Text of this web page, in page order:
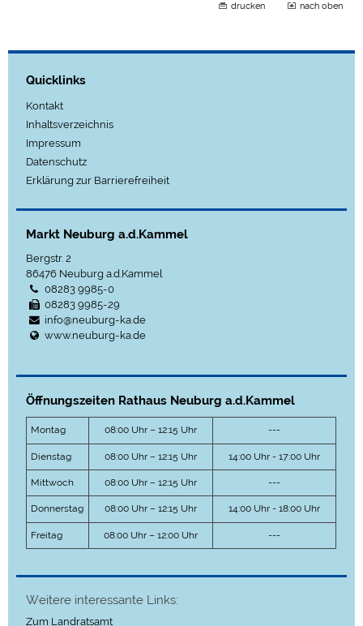
drucken nach oben
Quicklinks
Kontakt
Inhaltsverzeichnis
Impressum
Datenschutz
Erklärung zur Barrierefreiheit
Markt Neuburg a.d.Kammel
Bergstr. 2
86476 Neuburg a.d.Kammel
08283 9985-0
08283 9985-29
info@neuburg-ka.de
www.neuburg-ka.de
Öffnungszeiten Rathaus Neuburg a.d.Kammel
Montag 08:00 Uhr – 12:15 Uhr ---
Dienstag 08:00 Uhr – 12:15 Uhr 14:00 Uhr - 17:00 Uhr
Mittwoch 08:00 Uhr – 12:15 Uhr ---
Donnerstag 08:00 Uhr – 12:15 Uhr 14:00 Uhr - 18:00 Uhr
Freitag 08:00 Uhr – 12:00 Uhr ---
Weitere interessante Links:
Zum Landratsamt